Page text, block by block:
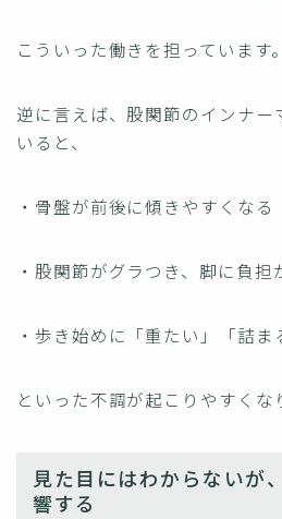
こういった働きを担っています。
逆に言えば、股関節のインナー
いると、
・骨盤が前後に傾きやすくなる
・股関節がグラつき、脚に負担
・歩き始めに「重たい」「詰ま
といった不調が起こりやすくな
見た目にはわからないが
響する